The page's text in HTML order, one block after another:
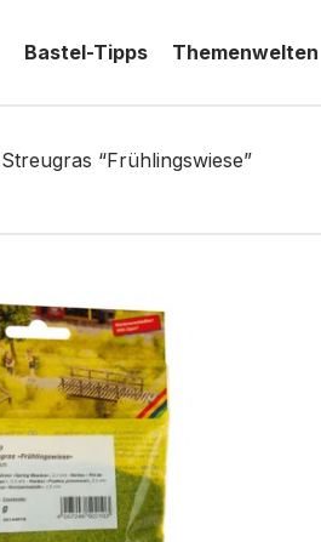
Bastel-Tipps Themenwelten
Streugras “Frühlingswiese”